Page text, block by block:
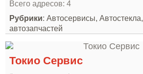
Всего адресов: 4
Рубрики: Автосервисы,
автозапчастей
Токио Сервис